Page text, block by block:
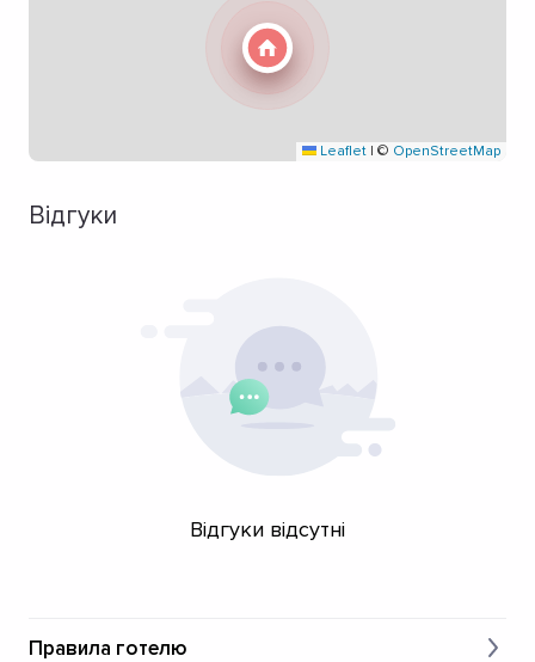
Leaflet | © OpenStreetMap
Відгуки
Відгуки відсутні
Правила готелю